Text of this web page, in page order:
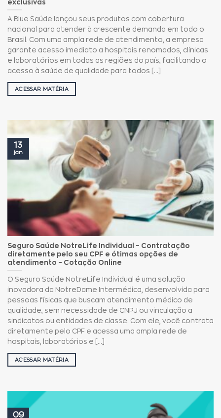
exclusivas
A Blue Saúde lançou seus produtos com cobertura
nacional para atender à crescente demanda em todo o
Brasil. Com uma ampla rede de atendimento, a empresa
garante acesso imediato a hospitais renomados, clínicas
e laboratórios em todas as regiões do país, facilitando o
acesso à saúde de qualidade para todos [...]
ACESSAR MATÉRIA
Seguro Saúde NotreLife Individual – Contratação
diretamente pelo seu CPF e ótimas opções de
atendimento – Cotação Online
O Seguro Saúde NotreLife Individual é uma solução
inovadora da NotreDame Intermédica, desenvolvida para
pessoas físicas que buscam atendimento médico de
qualidade, sem necessidade de CNPJ ou vinculação a
sindicatos ou entidades de classe. Com ele, você contrata
diretamente pelo CPF e acessa uma ampla rede de
hospitais, laboratórios e [...]
ACESSAR MATÉRIA
13
jan
09